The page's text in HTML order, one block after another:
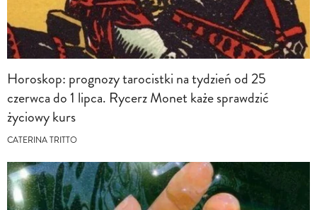
Horoskop: prognozy tarocistki na tydzień od 25
czerwca do 1 lipca. Rycerz Monet każe sprawdzić
życiowy kurs
CATERINA TRITTO